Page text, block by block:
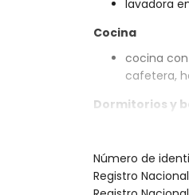
lavadora
Cocina
cocina
cafetera,
Dormitorios y
2
baño con
Número de
Registro